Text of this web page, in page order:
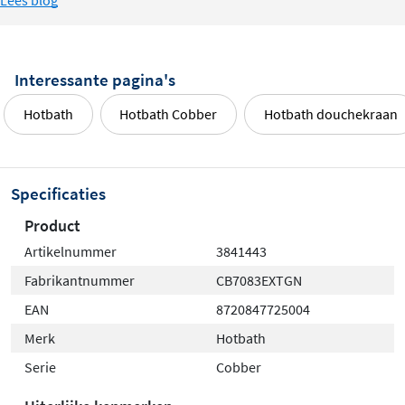
Interessante pagina's
Hotbath Hotbath Cobber Hotbath douchekraan
Specificaties
Product
Artikelnummer
3841443
Fabrikantnummer
CB7083EXTGN
EAN
8720847725004
Merk
Hotbath
Serie
Cobber